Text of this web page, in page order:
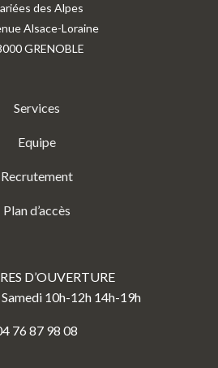
des Alpes
Alsace-Loraine
GRENOBLE
Services
Equipe
Recrutement
Plan d’accès
D’OUVERTURE
10h-12h 14h-19h
76 87 98 08